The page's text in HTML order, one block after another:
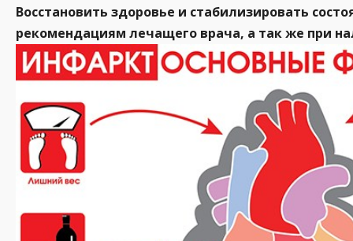
Восстановить здоровье и стабилизировать
рекомендациям лечащего врача, а так же при